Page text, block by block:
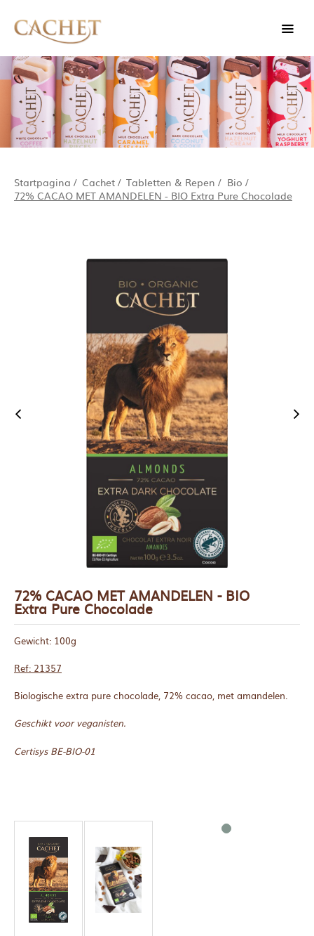
Startpagina / Cachet / Tabletten & Repen / Bio /
72% CACAO MET AMANDELEN - BIO Extra Pure Chocolade
72% CACAO MET AMANDELEN - BIO
Extra Pure Chocolade
Gewicht: 100g
Ref: 21357
Biologische extra pure chocolade, 72% cacao, met amandelen.
Geschikt voor veganisten.
Certisys BE-BIO-01